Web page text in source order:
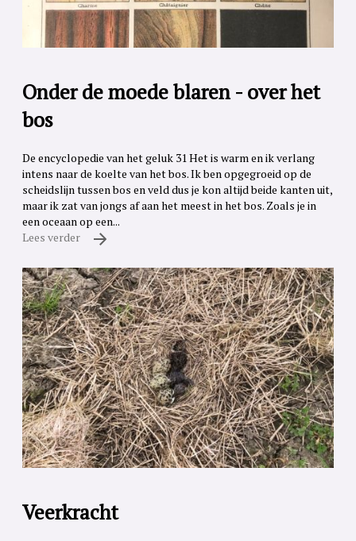
Onder de moede blaren - over het
bos
De encyclopedie van het geluk 31 Het is warm en ik verlang
intens naar de koelte van het bos. Ik ben opgegroeid op de
scheidslijn tussen bos en veld dus je kon altijd beide kanten uit,
maar ik zat van jongs af aan het meest in het bos. Zoals je in
een oceaan op een...
Lees verder
Veerkracht